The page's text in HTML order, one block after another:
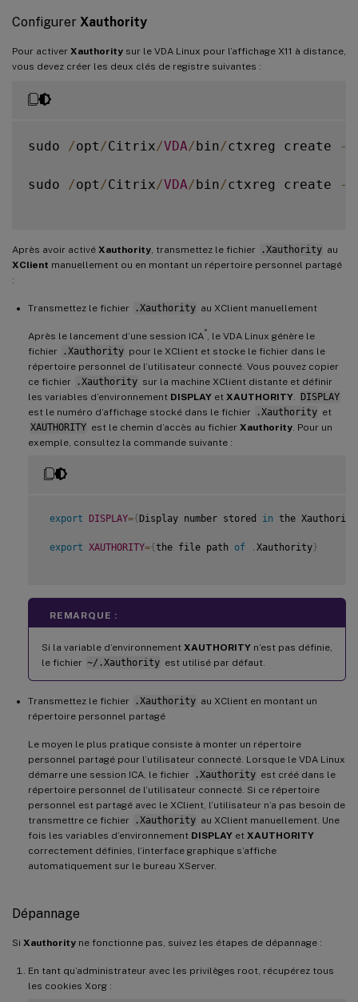
Configurer Xauthority
Pour activer Xauthority sur le VDA Linux pour l’affichage X11 à distance,
vous devez créer les deux clés de registre suivantes :
sudo /opt /Citrix/VDA/bin/ctxreg create -
sudo /opt /Citrix/VDA/bin/ctxreg create -
Après avoir activé Xauthority , transmettez le fichier .Xauthority au
XClient manuellement ou en montant un répertoire personnel partagé
:
Transmettez le fichier .Xauthority au XClient manuellement
Après le lancement d’une session ICA®
, le VDA Linux génère le
fichier
.Xauthority pour le XClient et stocke le fichier dans le
répertoire personnel de l’utilisateur connecté. Vous pouvez copier
ce fichier
.Xauthority sur la machine XClient distante et définir
les variables d’environnement DISPLAY et XAUTHORITY
DISPLAY
est le numéro d’affichage stocké dans le fichier
.Xauthority et
XAUTHORITY est le chemin d’accès au fichier Xauthority. Pour un
exemple, consultez la commande suivante :
export DISPLAY={Display number stored in the
export XAUTHORITY={the file path of . Xauthority}
REMARQUE :
Si la variable d’environnement XAUTHORITY n’est pas définie,
le fichier ~/.Xauthority est utilisé par défaut.
Transmettez le fichier .Xauthority au XClient en montant un
répertoire personnel partagé
Le moyen le plus pratique consiste à monter un répertoire
personnel partagé pour l’utilisateur connecté. Lorsque le VDA Linux
démarre une session ICA, le fichier
.Xauthority est créé dans le
répertoire personnel de l’utilisateur connecté. Si ce répertoire
personnel est partagé avec le XClient, l’utilisateur n’a pas besoin de
transmettre ce fichier
.Xauthority au XClient manuellement. Une
fois les variables d’environnement DISPLAY et XAUTHORITY
correctement définies, l’interface graphique s’affiche
automatiquement sur le bureau XServer.
Dépannage
Si Xauthority ne fonctionne pas, suivez les étapes de dépannage :
En tant qu’administrateur avec les privilèges root, récupérez tous
les cookies Xorg :